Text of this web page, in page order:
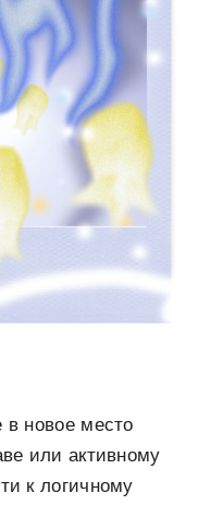
в новое место
или активному
к логичному